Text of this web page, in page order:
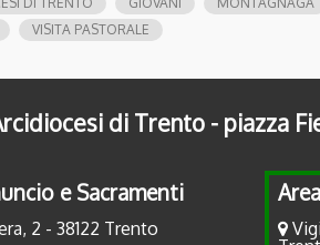
VISITA PASTORALE
di Trento - piazza
e Sacramenti
2 - 38122 Trento